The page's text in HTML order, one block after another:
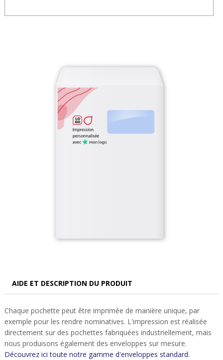
AIDE ET DESCRIPTION DU PRODUIT
Chaque pochette peut être imprimée de manière unique, par
exemple pour les rendre nominatives. L'impression est réalisée
directement sur des pochettes fabriquées industriellement, mais
nous produisons également des enveloppes sur mesure.
Découvrez ici toute notre gamme d'enveloppes standard.